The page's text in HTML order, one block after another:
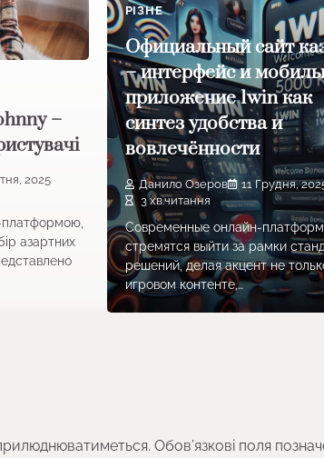
–
2025
платформою,
азартних
РІЗНЕ
Официальный сайт
– интерфейс и
приложение 1win как
синтез удобства и
вовлечённости
Данило Озеров
11 Грудня,
3 хв.читання
Современные онлайн-
стремятся выйти за рамки
решений, делая акцент не
игровом контенте,…
Обов’язкові поля